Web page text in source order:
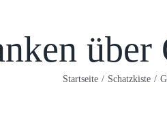
Startseite / Schatzkiste /